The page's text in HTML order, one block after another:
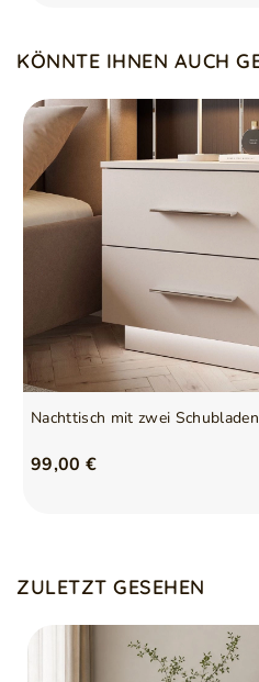
Verantwortliche Stelle für
Symbol
5905242970638
Serie
KÖNNTE IHNEN AUCH
Nachttisch mit zwei
99,00 €
ZULETZT GESEHEN